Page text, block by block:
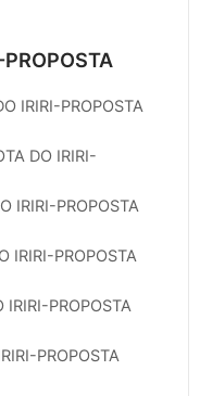
IRIRI-PROPOSTA
DO IRIRI-
IRIRI-PROPOSTA
IRIRI-PROPOSTA
PROPOSTA
PROPOSTA